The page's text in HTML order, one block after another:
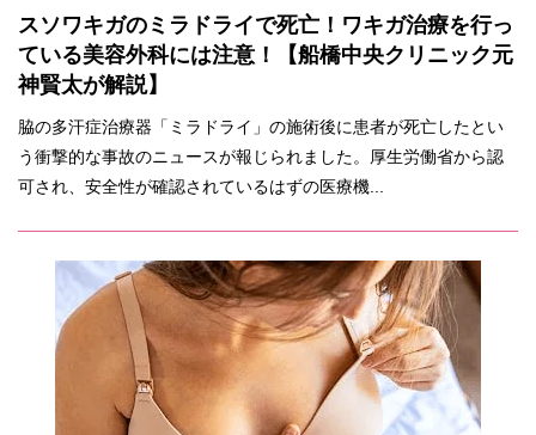
スソワキガのミラドライで死亡！ワキガ治療を行っ
ている美容外科には注意！【船橋中央クリニック元
神賢太が解説】
脇の多汗症治療器「ミラドライ」の施術後に患者が死亡したとい
う衝撃的な事故のニュースが報じられました。厚生労働省から認
可され、安全性が確認されているはずの医療機...